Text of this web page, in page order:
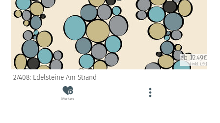
ab 12.49€
(inkl. USt)
27408: Edelsteine Am Strand
Merken